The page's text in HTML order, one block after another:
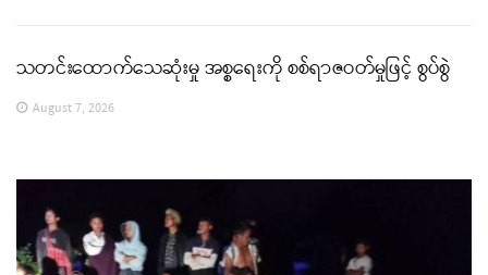
သတင်းထောက်သေဆုံးမှု အစ္စရေးကို စစ်ရာဇဝတ်မှုဖြင့် စွပ်စွဲ
August 7, 2026